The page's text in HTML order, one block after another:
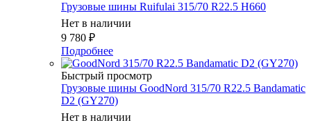
Грузовые шины Ruifulai 315/70 R22.5 H660
Нет в наличии
9 780 ₽
Подробнее
Быстрый просмотр
Грузовые шины GoodNord 315/70 R22.5 Bandamatic
D2 (GY270)
Нет в наличии